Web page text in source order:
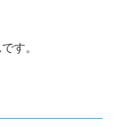
す。